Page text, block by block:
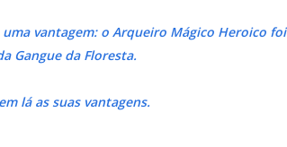
vantagem: o Arqueiro Mágico Heroico foi
Gangue da Floresta.
lá as suas vantagens.